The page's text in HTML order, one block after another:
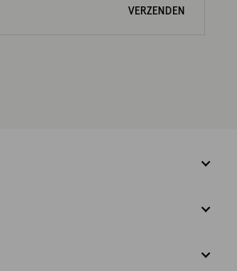
VERZENDEN